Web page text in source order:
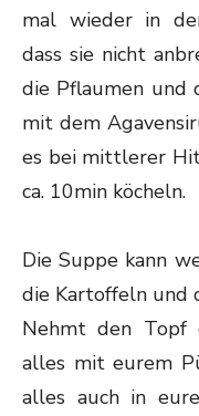
mal wieder in
dass sie nicht
die Pflaumen und
mit dem
es bei mittlerer
ca. 10min köcheln.
Die Suppe kann
die Kartoffeln und
Nehmt den Topf
alles mit eurem
alles auch in